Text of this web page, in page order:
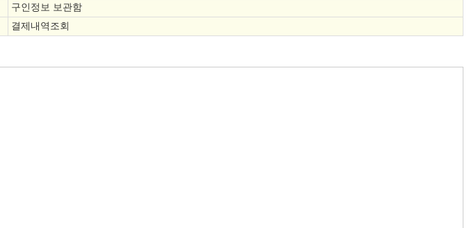
구인정보 보관함
결제내역조회